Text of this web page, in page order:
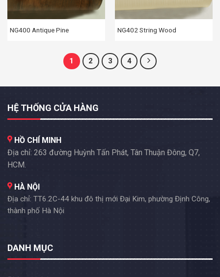
NG400 Antique Pine NG402 String Wood
1 2 3 4
HỆ THỐNG CỬA HÀNG
HỒ CHÍ MINH
Địa chỉ: 263 đường Huỳnh Tấn Phát, Tân Thuận Đông, Q7,
HCM.
HÀ NỘI
Địa chỉ: TT6.2C-44 khu đô thị mới Đại Kim, phường Định Công,
thành phố Hà Nội
DANH MỤC